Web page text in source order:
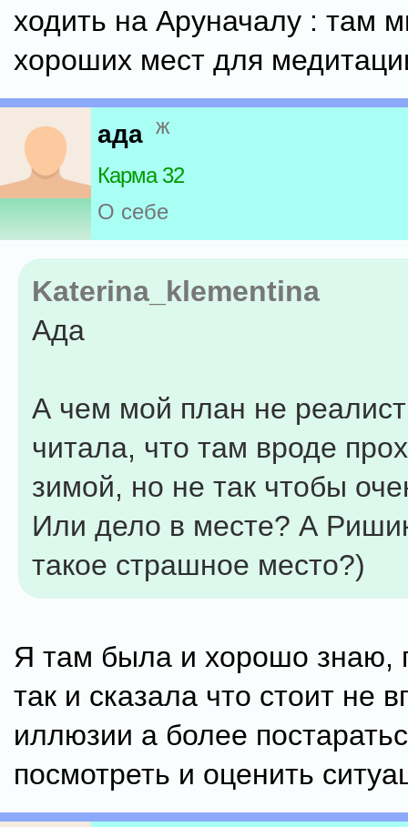
ходить на Аруначалу : там
хороших мест для
ада ж
Карма 32
О себе
Katerina_klementina
Ада
А чем мой план не
читала, что там вроде
зимой, но не так чтобы
Или дело в месте? А
такое страшное место?)
Я там была и хорошо знаю,
так и сказала что стоит не
иллюзии а более
посмотреть и оценить